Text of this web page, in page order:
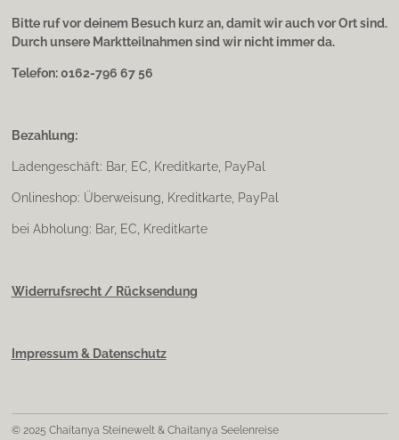
Bitte ruf vor deinem Besuch kurz an, damit wir auch vor Ort sind.
Durch unsere Marktteilnahmen sind wir nicht immer da.
Telefon: 0162-796 67 56
Bezahlung:
Ladengeschäft: Bar, EC, Kreditkarte, PayPal
Onlineshop: Überweisung, Kreditkarte, PayPal
bei Abholung: Bar, EC, Kreditkarte
Widerrufsrecht / Rücksendung
Impressum & Datenschutz
© 2025 Chaitanya Steinewelt & Chaitanya Seelenreise